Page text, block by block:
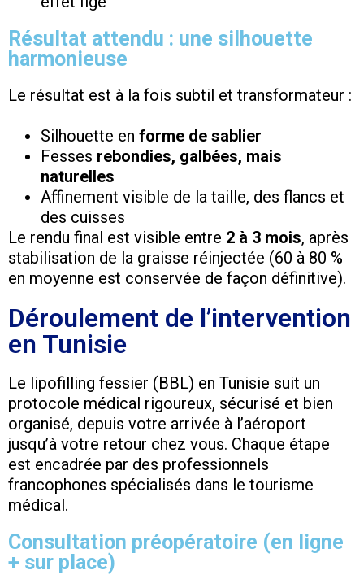
Résultat attendu : une silhouette
harmonieuse
Le résultat est à la fois subtil et transformateur :
Silhouette en forme de sablier
Fesses rebondies, galbées, mais
naturelles
Affinement visible de la taille, des flancs et
des cuisses
Le rendu final est visible entre 2 à 3 mois, après
stabilisation de la graisse réinjectée (60 à 80 %
en moyenne est conservée de façon définitive).
Déroulement de l’intervention
en Tunisie
Le lipofilling fessier (BBL) en Tunisie suit un
protocole médical rigoureux, sécurisé et bien
organisé, depuis votre arrivée à l’aéroport
jusqu’à votre retour chez vous. Chaque étape
est encadrée par des professionnels
francophones spécialisés dans le tourisme
médical.
Consultation préopératoire (en ligne
+ sur place)